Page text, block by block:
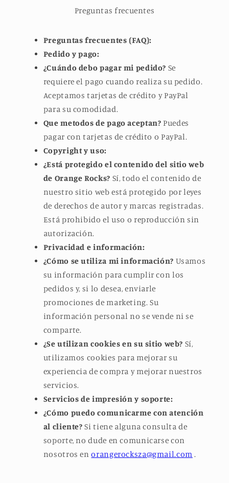
Preguntas frecuentes
Preguntas frecuentes (FAQ):
Pedido y pago:
¿Cuándo debo pagar mi pedido? Se
requiere el pago cuando realiza su pedido.
Aceptamos tarjetas de crédito y PayPal
para su comodidad.
Que metodos de pago aceptan? Puedes
pagar con tarjetas de crédito o PayPal.
Copyright y uso:
¿Está protegido el contenido del sitio web
de Orange Rocks? Sí, todo el contenido de
nuestro sitio web está protegido por leyes
de derechos de autor y marcas registradas.
Está prohibido el uso o reproducción sin
autorización.
Privacidad e información:
¿Cómo se utiliza mi información? Usamos
su información para cumplir con los
pedidos y, si lo desea, enviarle
promociones de marketing. Su
información personal no se vende ni se
comparte.
¿Se utilizan cookies en su sitio web? Sí,
utilizamos cookies para mejorar su
experiencia de compra y mejorar nuestros
servicios.
Servicios de impresión y soporte:
¿Cómo puedo comunicarme con atención
al cliente? Si tiene alguna consulta de
soporte, no dude en comunicarse con
nosotros enorangerocksza@gmail.com .